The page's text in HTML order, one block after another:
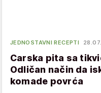
JEDNOSTAVNI RECEPTI
Carska pita sa
Odličan način da
komade povrća